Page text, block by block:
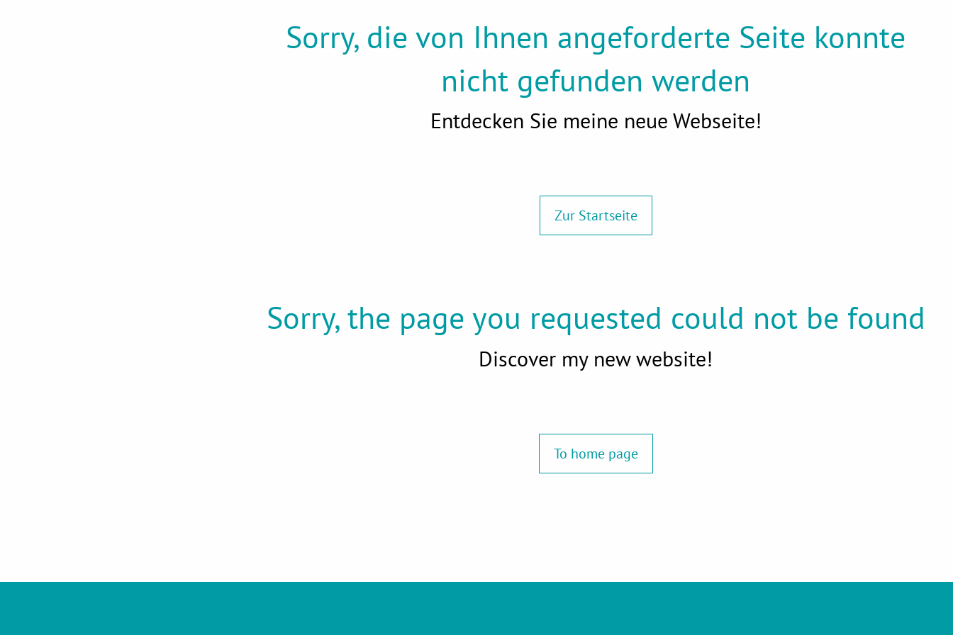
Sorry, die von Ihnen angeforderte Seite konnte
nicht gefunden werden
Entdecken Sie meine neue Webseite!
Zur Startseite
Sorry, the page you requested could not be found
Discover my new website!
To home page